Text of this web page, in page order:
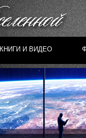
КНИГИ И ВИДЕО